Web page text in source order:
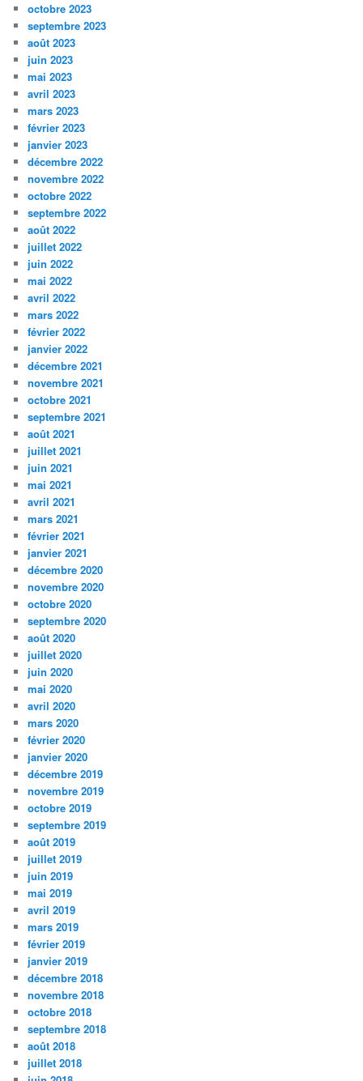
octobre 2023
septembre 2023
août 2023
juin 2023
mai 2023
avril 2023
mars 2023
février 2023
janvier 2023
décembre 2022
novembre 2022
octobre 2022
septembre 2022
août 2022
juillet 2022
juin 2022
mai 2022
avril 2022
mars 2022
février 2022
janvier 2022
décembre 2021
novembre 2021
octobre 2021
septembre 2021
août 2021
juillet 2021
juin 2021
mai 2021
avril 2021
mars 2021
février 2021
janvier 2021
décembre 2020
novembre 2020
octobre 2020
septembre 2020
août 2020
juillet 2020
juin 2020
mai 2020
avril 2020
mars 2020
février 2020
janvier 2020
décembre 2019
novembre 2019
octobre 2019
septembre 2019
août 2019
juillet 2019
juin 2019
mai 2019
avril 2019
mars 2019
février 2019
janvier 2019
décembre 2018
novembre 2018
octobre 2018
septembre 2018
août 2018
juillet 2018